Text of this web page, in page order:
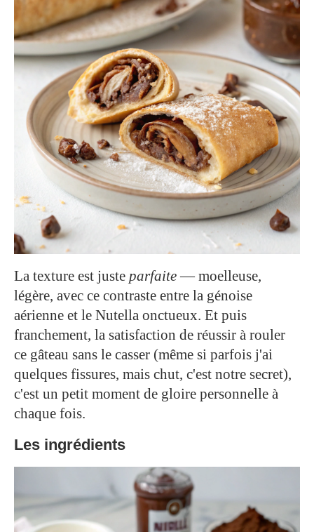
La texture est juste parfaite— moelleuse,
légère, avec ce contraste entre la génoise
aérienne et le Nutella onctueux. Et puis
franchement, la satisfaction de réussir à rouler
ce gâteau sans le casser (même si parfois j'ai
quelques fissures, mais chut, c'est notre secret),
c'est un petit moment de gloire personnelle à
chaque fois.
Les ingrédients